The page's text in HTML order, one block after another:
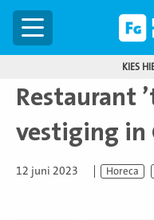
Menu
KIES
Restaurant
vestiging in
12 juni 2023 Horeca